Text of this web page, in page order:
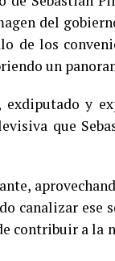
del
de los
un
y
que
canalizar
contribuir a la